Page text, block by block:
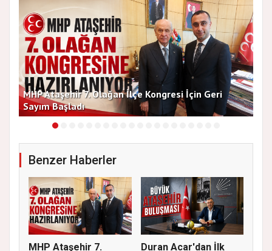
MHP Ataşehir 7. Olağan İlçe Kongresi İçin Geri
Sayım Başladı
Benzer Haberler
MHP Ataşehir 7.
Duran Acar'dan İlk